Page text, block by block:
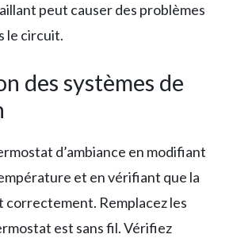
peut causer des problèmes
le circuit.
des systèmes de
d’ambiance en modifiant
et en vérifiant que la
correctement. Remplacez les
est sans fil. Vérifiez